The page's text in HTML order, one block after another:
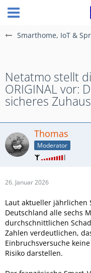
Smarthome, IoT &
Netatmo stellt
ORIGINAL vor:
sicheres
Thomas
Moderator
26. Januar 2026
Laut aktueller jährlichen
Deutschland alle sechs
durchschnittlichen
Zahlen verdeutlichen,
Einbruchsversuche
Risiko darstellen.